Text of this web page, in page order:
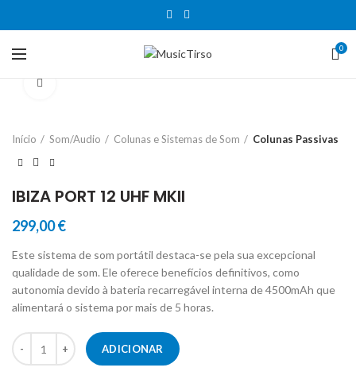
0
Início Som/Audio Colunas e Sistemas de Som Colunas Passivas
IBIZA PORT 12 UHF MKII
299,00€
Este sistema de som portátil destaca-se pela sua excepcional
qualidade de som. Ele oferece benefícios definitivos, como
autonomia devido à bateria recarregável interna de 4500mAh que
alimentará o sistema por mais de 5 horas.
Quantidade de IBIZA PORT 12 UHF MKII
ADICIONAR